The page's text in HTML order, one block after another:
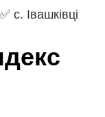
✅ с. Івашківці